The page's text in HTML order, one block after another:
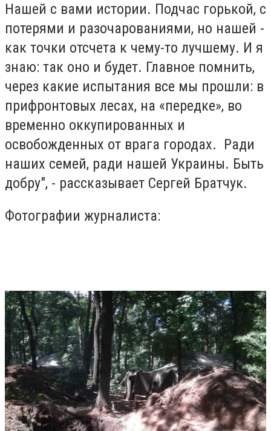
Нашей с вами истории. Подчас горькой, с
потерями и разочарованиями, но нашей -
как точки отсчета к чему-то лучшему. И я
знаю: так оно и будет. Главное помнить,
через какие испытания все мы прошли: в
прифронтовых лесах, на «передке», во
временно оккупированных и
освобожденных от врага городах. Ради
наших семей, ради нашей Украины. Быть
добру", - рассказывает Сергей Братчук.
Фотографии журналиста: